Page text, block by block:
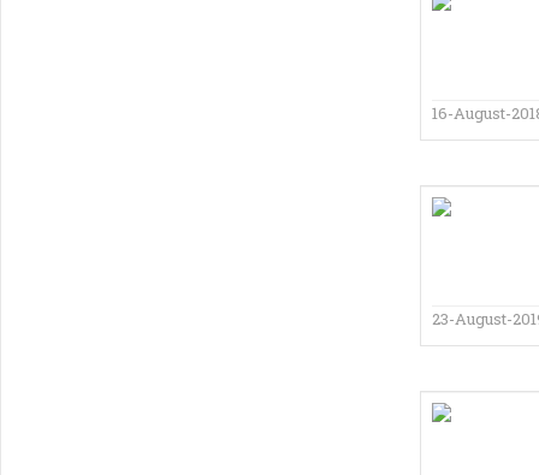
16-August-
23-August-